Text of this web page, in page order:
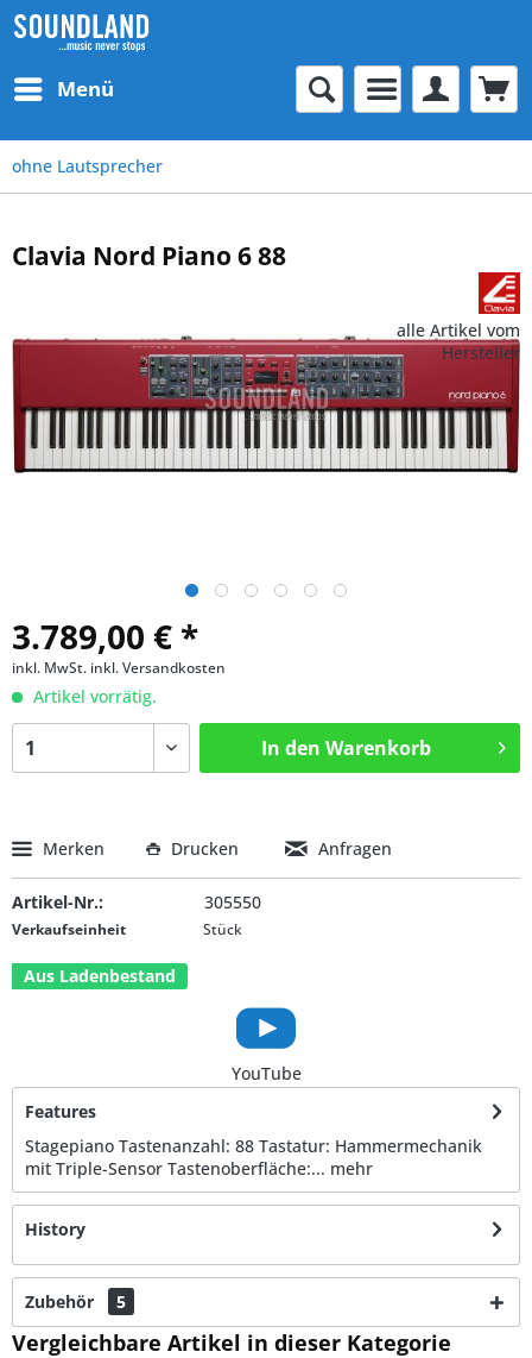
Menü
ohne Lautsprecher
Clavia Nord Piano 6 88
alle Artikel vom
Hersteller
3.789,00 € *
inkl. MwSt. inkl. Versandkosten
Artikel vorrätig.
In den Warenkorb
Merken Drucken Anfragen
Artikel-Nr.: 305550
Verkaufseinheit Stück
Aus Ladenbestand
YouTube
Features
Stagepiano Tastenanzahl: 88 Tastatur: Hammermechanik
mit Triple-Sensor Tastenoberfläche:... mehr
History
Zubehör 5
Vergleichbare Artikel in dieser Kategorie